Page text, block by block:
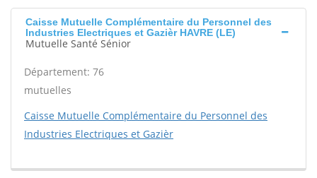
Caisse Mutuelle Complémentaire du Personnel des
Industries Electriques et Gazièr HAVRE (LE)
Mutuelle Santé Sénior
Département: 76
mutuelles
Caisse Mutuelle Complémentaire du Personnel des
Industries Electriques et Gazièr